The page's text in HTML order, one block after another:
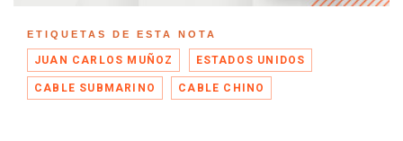
ETIQUETAS DE ESTA NOTA
JUAN CARLOS MUÑOZ ESTADOS UNIDOS
CABLE SUBMARINO CABLE CHINO